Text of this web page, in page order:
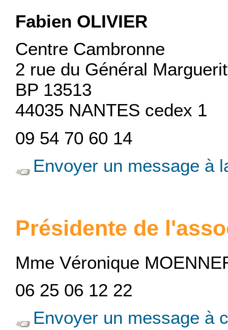
Fabien OLIVIER
Centre Cambronne
2 rue du Général
BP 13513
44035 NANTES cedex 1
09 54 70 60 14
Envoyer un message à
Présidente de
Mme Véronique
06 25 06 12 22
Envoyer un message à